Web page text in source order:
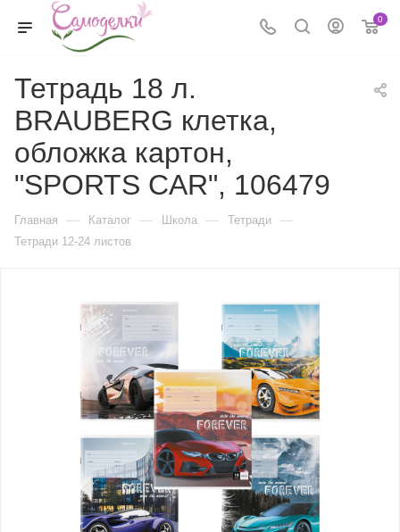
0
Тетрадь 18 л.
BRAUBERG клетка,
обложка картон,
"SPORTS CAR", 106479
Главная — Каталог — Школа — Тетради —
Тетради 12-24 листов